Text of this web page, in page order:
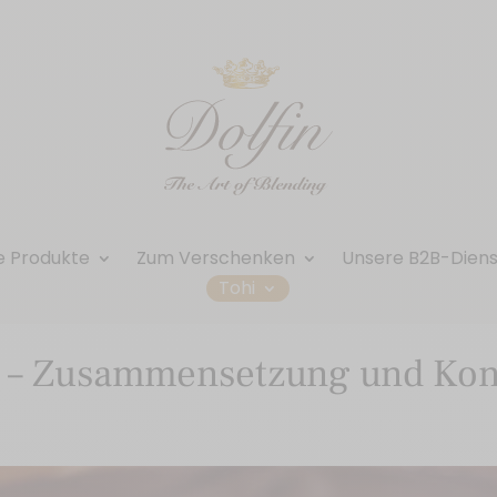
Produkte Zum Verschenken
Unsere B2B-
Tohi
Zusammensetzung und